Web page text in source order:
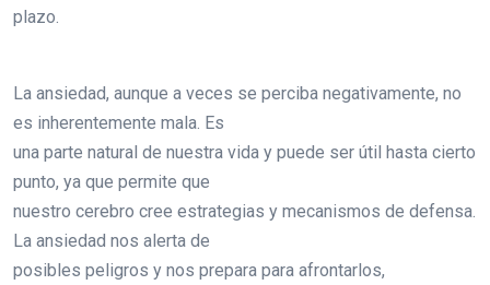
plazo.
La ansiedad, aunque a veces se perciba negativamente, no
es inherentemente mala. Es
una parte natural de nuestra vida y puede ser útil hasta cierto
punto, ya que permite que
nuestro cerebro cree estrategias y mecanismos de defensa.
La ansiedad nos alerta de
posibles peligros y nos prepara para afrontarlos,